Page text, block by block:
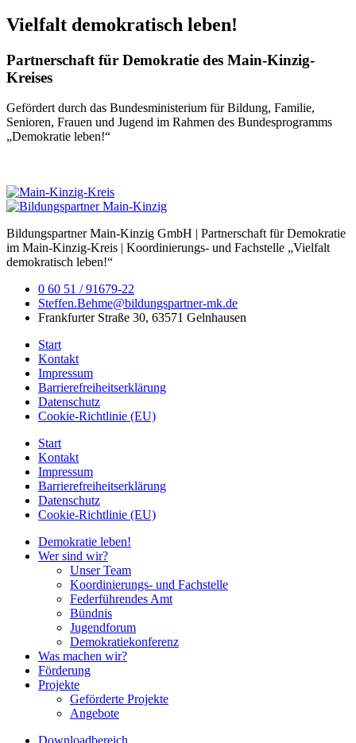
Vielfalt demokratisch leben!
Partnerschaft für Demokratie des Main-Kinzig-
Kreises
Gefördert durch das Bundesministerium für Bildung, Familie,
Senioren, Frauen und Jugend im Rahmen des Bundesprogramms
„Demokratie leben!“
Bildungspartner Main-Kinzig GmbH | Partnerschaft für Demokratie
im Main-Kinzig-Kreis | Koordinierungs- und Fachstelle „Vielfalt
demokratisch leben!“
0 60 51 / 91679-22
Steffen.Behme@bildungspartner-mk.de
Frankfurter Straße 30, 63571 Gelnhausen
Start
Kontakt
Impressum
Barrierefreiheitserklärung
Datenschutz
Cookie-Richtlinie (EU)
Start
Kontakt
Impressum
Barrierefreiheitserklärung
Datenschutz
Cookie-Richtlinie (EU)
Demokratie leben!
Wer sind wir?
Unser Team
Koordinierungs- und Fachstelle
Federführendes Amt
Bündnis
Jugendforum
Demokratiekonferenz
Was machen wir?
Förderung
Projekte
Geförderte Projekte
Angebote